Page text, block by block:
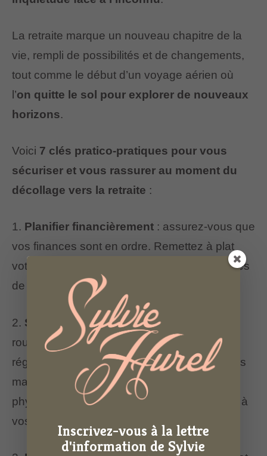
La retraite marque un nouveau chapitre de la
vie, rempli de possibilités et de changements,
tout comme le début d’un voyage aérien où
l’on quitte le sol pour explorer de nouveaux
horizons.
Voici 7 clés pratico-pratiques pour vous
sécuriser et vous rassurer au moment du
décollage vers la retraite :
1. Planifier financièrement : assurez-vous que
vos finances sont en ordre. Remettez à plat
votre budget pour être au clair sur vos sources
de revenus et optimiser vos dépenses.
2. Structurer son temps: créez-vous une
routine quotidienne. Planifiez des activités
régulières, comme du bénévolat, des activités
manuelles, des cours et/ou de l’activité
physique, pour donner un sens et un rythme à
vos journées.
Inscrivez-vous à la lettre
d'information de Sylvie